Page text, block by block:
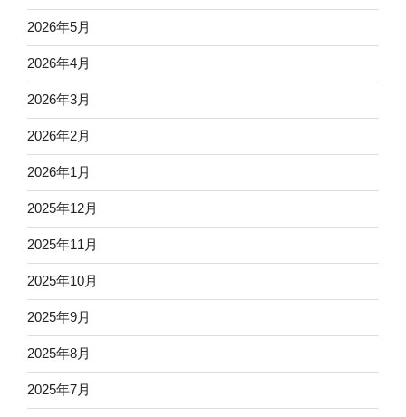
2026年5月
2026年4月
2026年3月
2026年2月
2026年1月
2025年12月
2025年11月
2025年10月
2025年9月
2025年8月
2025年7月